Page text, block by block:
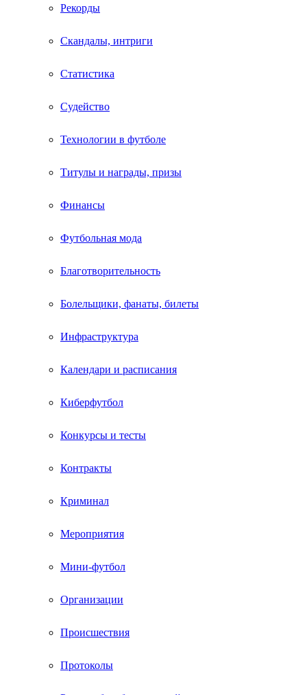
Рекорды
Скандалы, интриги
Статистика
Судейство
Технологии в футболе
Титулы и награды, призы
Финансы
Футбольная мода
Благотворительность
Болельщики, фанаты, билеты
Инфраструктура
Календари и расписания
Киберфутбол
Конкурсы и тесты
Контракты
Криминал
Мероприятия
Мини-футбол
Организации
Происшествия
Протоколы